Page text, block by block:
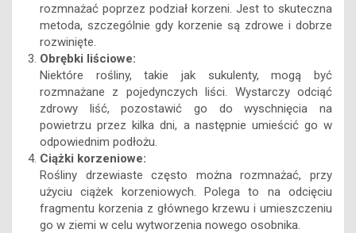
rozmnażać poprzez podział korzeni. Jest to skuteczna
metoda, szczególnie gdy korzenie są zdrowe i dobrze
rozwinięte.
Obrębki liściowe:
Niektóre rośliny, takie jak sukulenty, mogą być
rozmnażane z pojedynczych liści. Wystarczy odciąć
zdrowy liść, pozostawić go do wyschnięcia na
powietrzu przez kilka dni, a następnie umieścić go w
odpowiednim podłożu.
Ciążki korzeniowe:
Rośliny drzewiaste często można rozmnażać, przy
użyciu ciążek korzeniowych. Polega to na odcięciu
fragmentu korzenia z głównego krzewu i umieszczeniu
go w ziemi w celu wytworzenia nowego osobnika.